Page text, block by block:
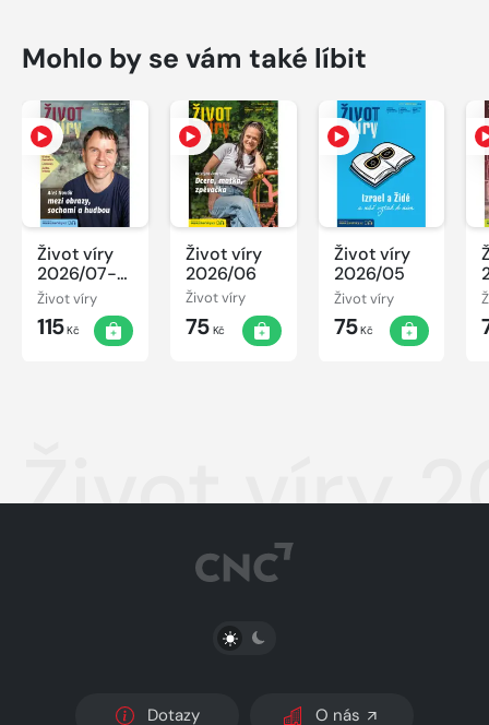
Mohlo by se vám také líbit
Život víry
2026/07-
08
Život víry
115Kč
Život víry
2026/06
Život víry
75Kč
Život víry
2026/05
Život víry
75Kč
Život víry
PŘEPNOUT SVĚTLÝ/TMAVÝ REŽIM
Dotazy O nás